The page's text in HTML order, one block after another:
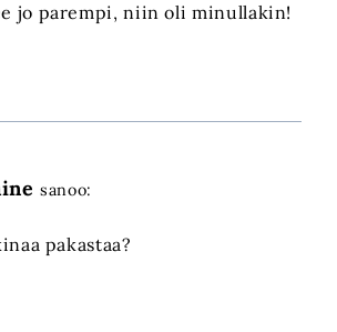
jo parempi, niin oli minullakin!
sanoo:
pakastaa?